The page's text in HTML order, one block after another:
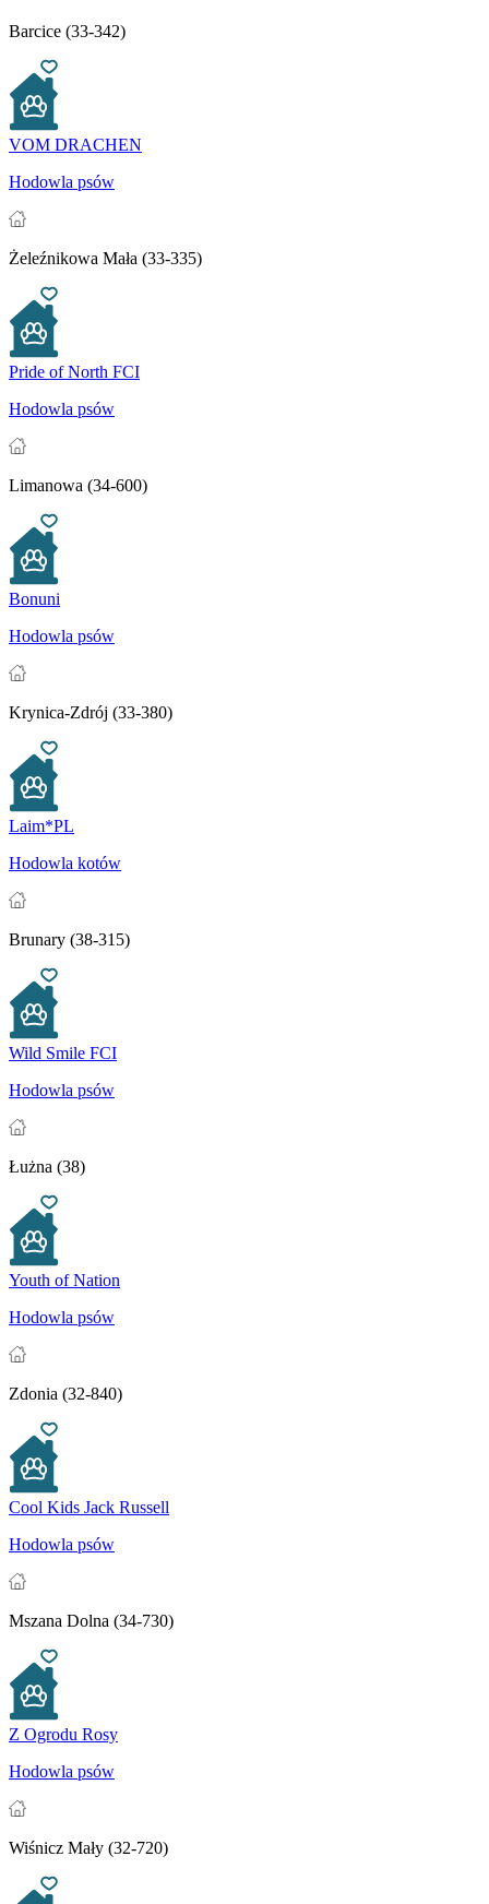
Barcice (33-342)
VOM DRACHEN
Hodowla psów
Żeleźnikowa Mała (33-335)
Pride of North FCI
Hodowla psów
Limanowa (34-600)
Bonuni
Hodowla psów
Krynica-Zdrój (33-380)
Laim*PL
Hodowla kotów
Brunary (38-315)
Wild Smile FCI
Hodowla psów
Łużna (38)
Youth of Nation
Hodowla psów
Zdonia (32-840)
Cool Kids Jack Russell
Hodowla psów
Mszana Dolna (34-730)
Z Ogrodu Rosy
Hodowla psów
Wiśnicz Mały (32-720)